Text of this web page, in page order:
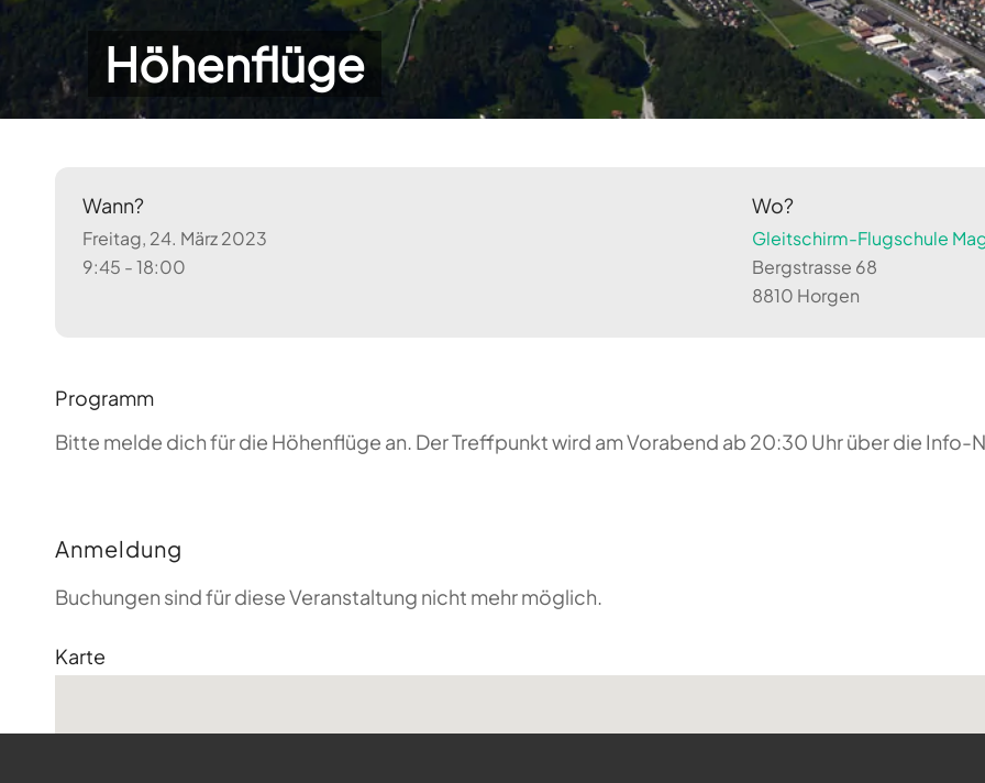
Höhenflüge
Wann?
Freitag, 24. März 2023
9:45 - 18:00
Wo?
Gleitschirm-Flugschule
Bergstrasse 68
8810 Horgen
Programm
Bitte melde dich für die Höhenflüge an. Der Treffpunkt wird am Vorabend ab 20:30 Uhr über die Info-
Anmeldung
Buchungen sind für diese Veranstaltung nicht mehr möglich.
Karte